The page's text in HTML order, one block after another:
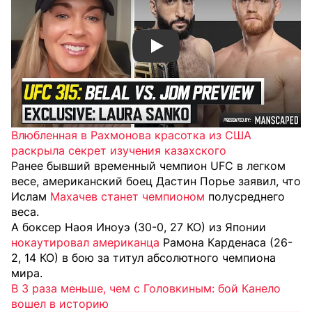
Смотреть видео YouTube
Влюбленная в Рахмонова красотка из США
раскрыла секрет изучения казахского
Ранее бывший временный чемпион UFC в легком
весе, американский боец Дастин Порье заявил, что
Ислам Махачев станет чемпионом полусреднего
веса.
А боксер Наоя Иноуэ (30-0, 27 КО) из Японии
нокаутировал американца Рамона Карденаса (26-
2, 14 КО) в бою за титул абсолютного чемпиона
мира.
В 3 раза меньше, чем с Головкиным: бой Канело
вошел в историю